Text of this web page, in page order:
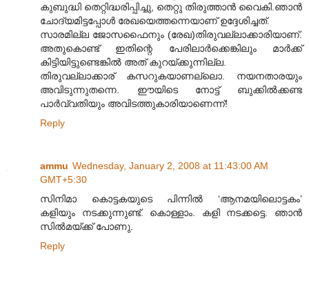
കുബുദ്ധി തെറ്റിദ്ധരിപ്പിച്ചു, തെറ്റു തിരുത്താന്‍ വൈകി.ഞാന്‍
ചോദ്യമിട്ടപ്പോള്‍ രേഖയെത്തന്നെയാണ് ഉദ്ദേശിച്ചത്.
സാരമില്ല ജോസഫൈനും (രേഖ)തിരുവല്ലാക്കാരിയാണ്.
അതുകൊണ്ട് ഇതിന്റെ പേരിലാര്‍ക്കെങ്കിലും മാര്‍ക്ക്
കിട്ടിയിട്ടുണ്ടെങ്കില്‍ അത് കുറയ്ക്കുന്നില്ല.
തിരുവല്ലാക്കാര് കസറുകയാണല്ലൊ. നയനതാരയും
അവിടുന്നുതന്നെ. ഈയിടെ നോട്ട് ബുക്കില്‍ക്കണ്ട
പാര്‍വ്വതിയും അവിടത്തുകാരിയാണെന്ന്!
Reply
ammu Wednesday, January 2, 2008 at 11:43:00 AM
GMT+5:30
സിനിമാ കൊട്ടകയുടെ പിന്നില്‍ ‘ആനമയിലൊട്ടകം’
കളിയും നടക്കുന്നുണ്ട്. കൊള്ളാം. കളി നടക്കട്ടെ. ഞാന്‍
സില്‍മയ്ക്ക് പോണു.
Reply